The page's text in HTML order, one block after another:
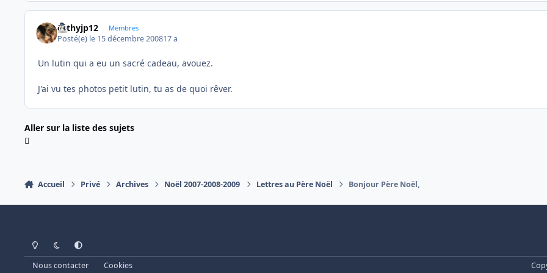
cathyjp12 Membres
Posté(e) le 15 décembre 200817 a
Un lutin qui a eu un sacré cadeau, avouez.
J'ai vu tes photos petit lutin, tu as de quoi rêver.
Aller sur la liste des sujets
Accueil Privé Archives Noël 2007-2008-2009 Lettres au Père Noël Bonjour Père Noël,
Light ModeDark ModeSystem Preference
Nous contacter Cookies